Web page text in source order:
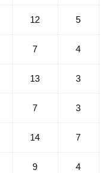
12 5
7 4
13 3
7 3
14 7
9 4